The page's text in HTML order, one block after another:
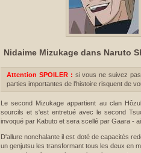
Nidaime Mizukage dans Naruto
Attention SPOILER : si vous ne suivez
parties importantes de l'histoire risquent de
Le second Mizukage appartient au clan
sourcils et s'est entretué avec le second
invoqué par Kabuto et sera scellé par Gaara -
D'allure nonchalante il est doté de capacités
un genjutsu les transformant tous les deux en